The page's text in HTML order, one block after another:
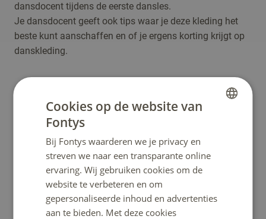
dansdocent tijdens de eerste dansles.
Je dansdocent geeft ook tips waar je deze kleding het
beste kunt aanschaffen en of je ergens korting krijgt op
danskleding.
Voed je inspiratie in de kunstpraktijk en word lid
van We Are Public voor maar €7,50 per maand
Wat is We Are Public?
We Are Public is de nieuwe manier van cultuur
ontdekken en bezoeken. Op het platform vind je
iedere dag de beste cultuurselectie van
Cookies op de website van
Fontys
Bij Fontys waarderen we je privacy en
streven we naar een transparante online
ervaring. Wij gebruiken cookies om de
website te verbeteren en om
gepersonaliseerde inhoud en advertenties
aan te bieden. Met deze cookies